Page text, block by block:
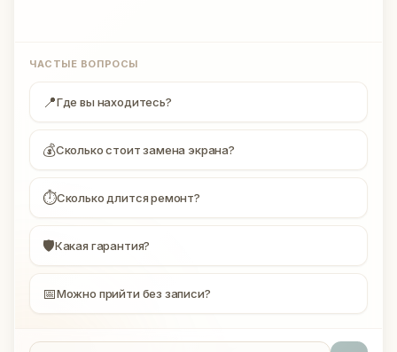
ЧАСТЫЕ ВОПРОСЫ
📍Где вы находитесь?
💰Сколько стоит замена экрана?
⏱Сколько длится ремонт?
🛡Какая гарантия?
📅Можно прийти без записи?